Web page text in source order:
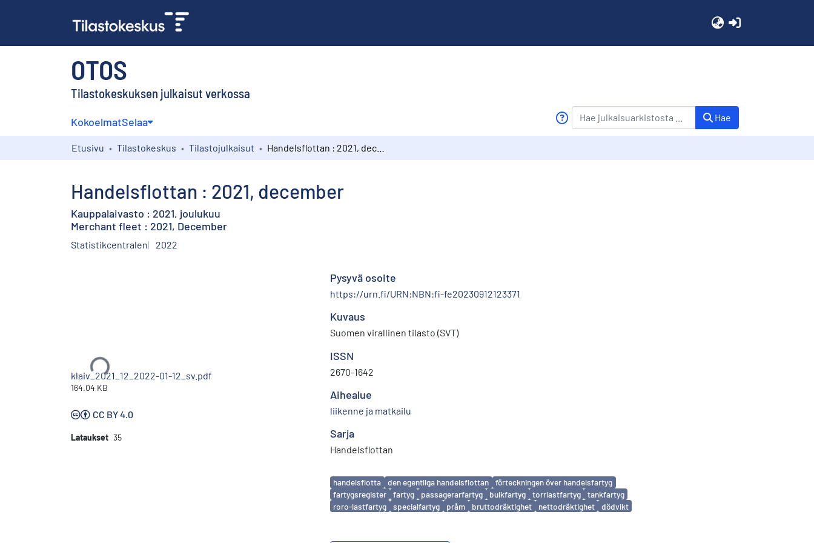
OTOS
Tilastokeskuksen julkaisut verkossa
KokoelmatSelaa Hae
Etusivu Tilastokeskus Tilastojulkaisut
Handelsflottan : 2021, december
Kauppalaivasto : 2021, joulukuu
Merchant fleet : 2021, December
Statistikcentralen 2022
Ladataan...
klaiv_2021_12_2022-01-12_sv.pdf
164.04 KB
CC BY 4.0
Lataukset 35
Pysyvä osoite
https://urn.fi/URN:NBN:fi-fe20230912123371
Kuvaus
Suomen virallinen tilasto (SVT)
ISSN
2670-1642
Aihealue
liikenne ja matkailu
Sarja
Handelsflottan
Avainsanat
handelsflotta den egentliga handelsflottan
förteckningen över handelsfartyg
fartygsregister
fartyg passagerarfartyg bulkfartyg torrlastfartyg
tankfartyg
roro-lastfartyg
specialfartyg pråm bruttodräktighet nettodräktighet dödvikt